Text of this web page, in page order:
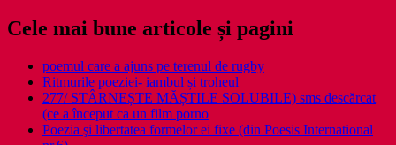
Cele mai bune articole și pagini
poemul care a ajuns pe terenul de rugby
Ritmurile poeziei- iambul și troheul
277/ STÂRNEȘTE MĂȘTILE SOLUBILE) sms descărcat
(ce a început ca un film porno
Poezia şi libertatea formelor ei fixe (din Poesis International